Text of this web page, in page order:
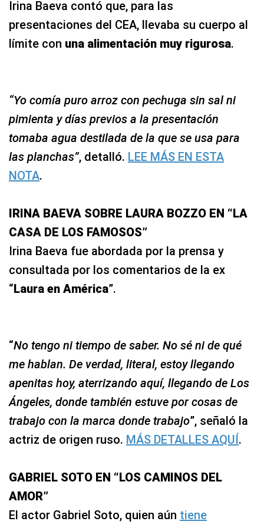
Irina Baeva contó que, para las
presentaciones del CEA, llevaba su cuerpo al
límite con una alimentación muy rigurosa.
“Yo comía puro arroz con pechuga sin sal ni
pimienta y días previos a la presentación
tomaba agua destilada de la que se usa para
las planchas”, detalló. LEE MÁS EN ESTA
NOTA.
IRINA BAEVA SOBRE LAURA BOZZO EN “LA
CASA DE LOS FAMOSOS”
Irina Baeva fue abordada por la prensa y
consultada por los comentarios de la ex
“Laura en América”.
“No tengo ni tiempo de saber. No sé ni de qué
me hablan. De verdad, literal, estoy llegando
apenitas hoy, aterrizando aquí, llegando de Los
Ángeles, donde también estuve por cosas de
trabajo con la marca donde trabajo”, señaló la
actriz de origen ruso. MÁS DETALLES AQUÍ.
GABRIEL SOTO EN “LOS CAMINOS DEL
AMOR”
El actor Gabriel Soto, quien aún tiene